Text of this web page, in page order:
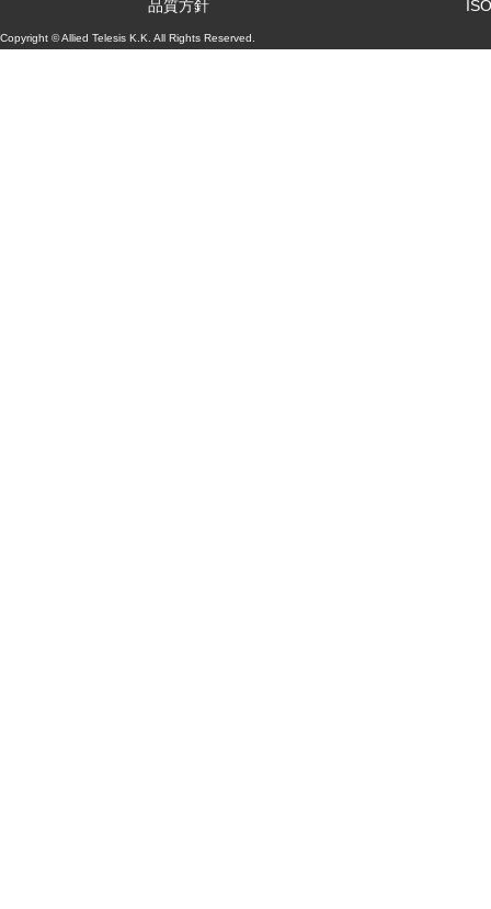
品質方針
Copyright © Allied Telesis K.K. All Rights Reserved.